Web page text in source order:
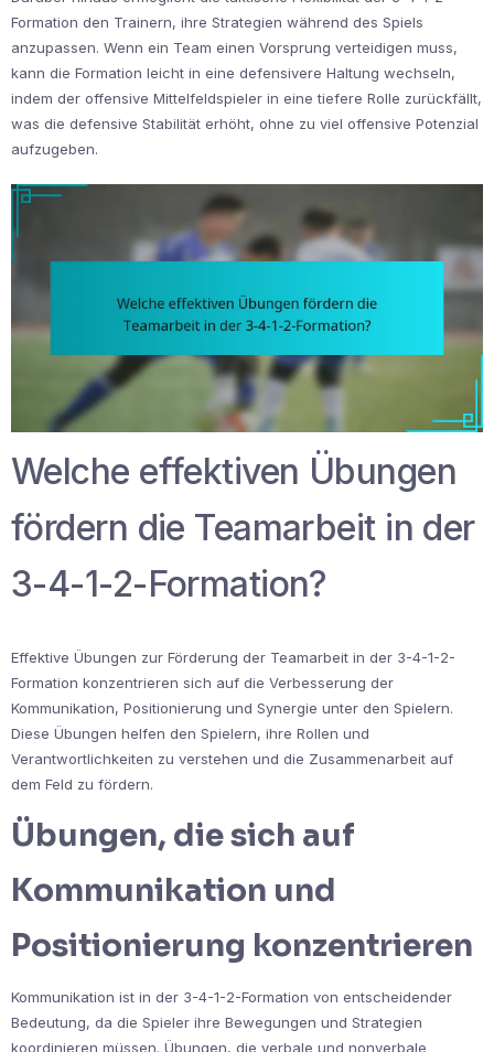
Formation den Trainern, ihre Strategien während des Spiels
anzupassen. Wenn ein Team einen Vorsprung verteidigen muss,
kann die Formation leicht in eine defensivere Haltung wechseln,
indem der offensive Mittelfeldspieler in eine tiefere Rolle zurückfällt,
was die defensive Stabilität erhöht, ohne zu viel offensive Potenzial
aufzugeben.
Welche effektiven Übungen
fördern die Teamarbeit in der
3-4-1-2-Formation?
Effektive Übungen zur Förderung der Teamarbeit in der 3-4-1-2-
Formation konzentrieren sich auf die Verbesserung der
Kommunikation, Positionierung und Synergie unter den Spielern.
Diese Übungen helfen den Spielern, ihre Rollen und
Verantwortlichkeiten zu verstehen und die Zusammenarbeit auf
dem Feld zu fördern.
Übungen, die sich auf
Kommunikation und
Positionierung konzentrieren
Kommunikation ist in der 3-4-1-2-Formation von entscheidender
Bedeutung, da die Spieler ihre Bewegungen und Strategien
koordinieren müssen. Übungen, die verbale und nonverbale